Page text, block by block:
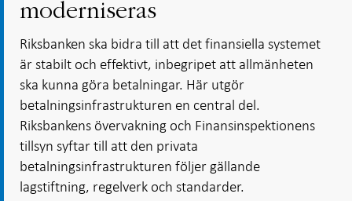
moderniseras
Riksbanken ska bidra till att det finansiella systemet
är stabilt och effektivt, inbegripet att allmänheten
ska kunna göra betalningar. Här utgör
betalningsinfrastrukturen en central del.
Riksbankens övervakning och Finansinspektionens
tillsyn syftar till att den privata
betalningsinfrastrukturen följer gällande
lagstiftning, regelverk och standarder.